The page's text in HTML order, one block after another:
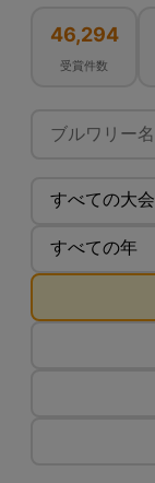
46,294
受賞件数